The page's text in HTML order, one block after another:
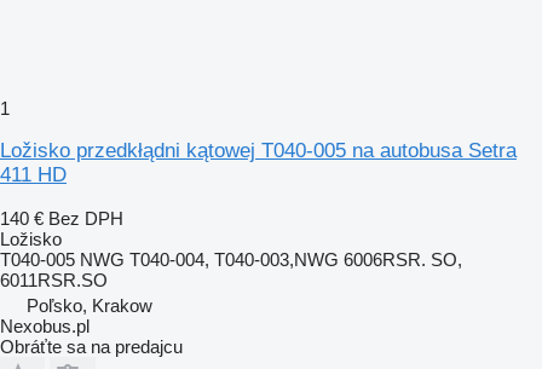
1
Ložisko przedkłądni kątowej T040-005 na autobusa Setra
411 HD
140 € Bez DPH
Ložisko
T040-005 NWG T040-004, T040-003,NWG 6006RSR. SO,
6011RSR.SO
Poľsko, Krakow
Nexobus.pl
Obráťte sa na predajcu